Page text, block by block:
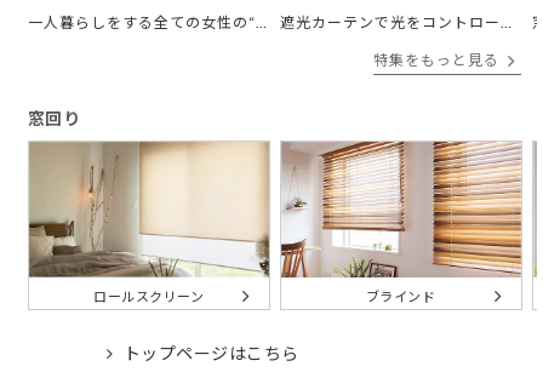
特集をもっと見る
窓回り
ロールスクリーン ブラインド
トップページはこちら